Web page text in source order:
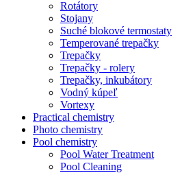
Rotátory
Stojany
Suché blokové termostaty
Temperované trepačky
Trepačky
Trepačky - rolery
Trepačky, inkubátory
Vodný kúpeľ
Vortexy
Practical chemistry
Photo chemistry
Pool chemistry
Pool Water Treatment
Pool Cleaning